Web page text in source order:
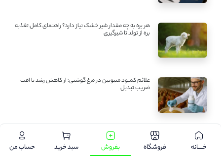
هر بره به چه مقدار شیر خشک نیاز دارد؟ راهنمای کامل تغذیه
بره از تولد تا شیرگیری
علائم کمبود متیونین در مرغ گوشتی؛ از کاهش رشد تا افت
ضریب تبدیل
راهکارهای افزایش تخم‌ریزی، لقاح و تکثیر موفق ماهیان
گرمابی خـــــانه فروشگاه بفروش سبد خرید حساب من